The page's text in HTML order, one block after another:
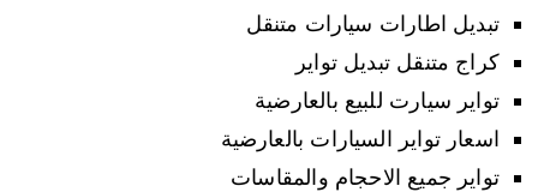
تبديل اطارات سيارات متنقل
كراج متنقل تبديل تواير
تواير سيارت للبيع بالعارضية
اسعار تواير السيارات بالعارضية
تواير جميع الاحجام والمقاسات